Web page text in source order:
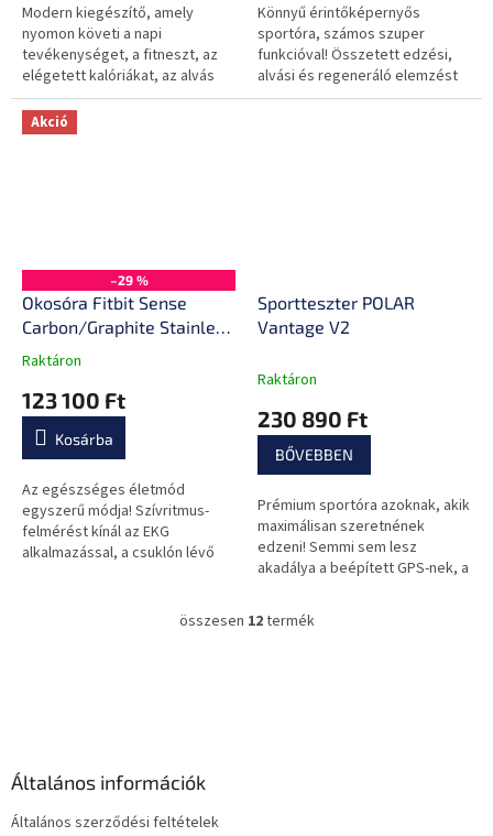
0,0
csillag.
Modern kiegészítő, amely
nyomon követi a napi
tevékenységet, a fitneszt, az
elégetett kalóriákat, az alvás
minőségét, kompatibilis az
okostelefonokkal, szöveges
üzenet / bejövő...
0,0
csillag.
Könnyű érintőképernyős
sportóra, számos szuper
funkcióval! Összetett edzési,
alvási és regeneráló elemzést
kapsz, és nincs más dolgod
Akció
–29 %
Okosóra Fitbit Sense
Carbon/Graphite Stainless
Steel
A
átlagos
értékelése
0,0
csillag.
Raktáron
123 100 Ft
Kosárba
Az egészséges életmód
egyszerű módja! Szívritmus-
felmérést kínál az EKG
alkalmazással, a csuklón lévő
stresszkezelésedet és...
Sportteszter POLAR
Vantage V2
Raktáron
230 890 Ft
BŐVEBBEN
Prémium sportóra azoknak, akik
maximálisan szeretnének
edzeni! Semmi sem lesz
akadálya a beépített GPS-nek, a
teljesítménytesztek átfogó
sorozatának...
L
összesen 12termék
Általános információk
Általános szerződési feltételek